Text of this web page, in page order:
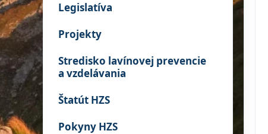
Legislatíva
Projekty
Stredisko lavínovej prevencie
a vzdelávania
Štatút HZS
Pokyny HZS